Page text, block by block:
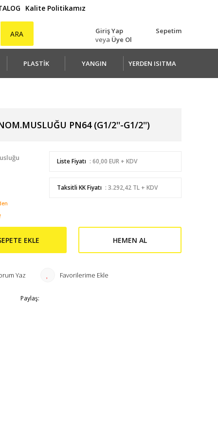
Kalite Politikamız
ARA
Giriş Yap
veya Üye Ol
Sepetim
PLASTİK YANGIN YERDEN ISITMA
PN64 (G1/2''-G1/2'')
Liste Fiyatı : 60,00 EUR + KDV
Taksitli KK Fiyatı : 3.292,42 TL + KDV
EKLE HEMEN AL
Yaz
Paylaş: